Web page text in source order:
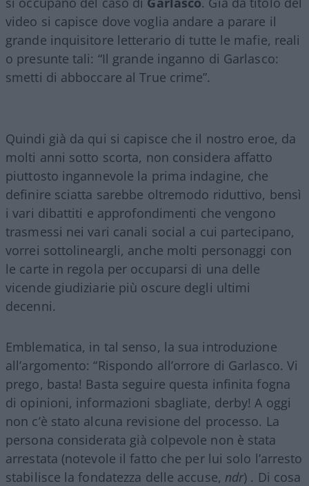
video si capisce dove voglia andare a parare il
grande inquisitore letterario di tutte le mafie, reali
o presunte tali: “Il grande inganno di Garlasco:
smetti di abboccare al True crime”.
Quindi già da qui si capisce che il nostro eroe, da
molti anni sotto scorta, non considera affatto
piuttosto ingannevole la prima indagine, che
definire sciatta sarebbe oltremodo riduttivo, bensì
i vari dibattiti e approfondimenti che vengono
trasmessi nei vari canali social a cui partecipano,
vorrei sottolineargli, anche molti personaggi con
le carte in regola per occuparsi di una delle
vicende giudiziarie più oscure degli ultimi
decenni.
Emblematica, in tal senso, la sua introduzione
all’argomento: “Rispondo all’orrore di Garlasco. Vi
prego, basta! Basta seguire questa infinita fogna
di opinioni, informazioni sbagliate, derby! A oggi
non c’è stato alcuna revisione del processo. La
persona considerata già colpevole non è stata
arrestata (notevole il fatto che per lui solo l’arresto
stabilisce la fondatezza delle accuse, ndr) . Di cosa